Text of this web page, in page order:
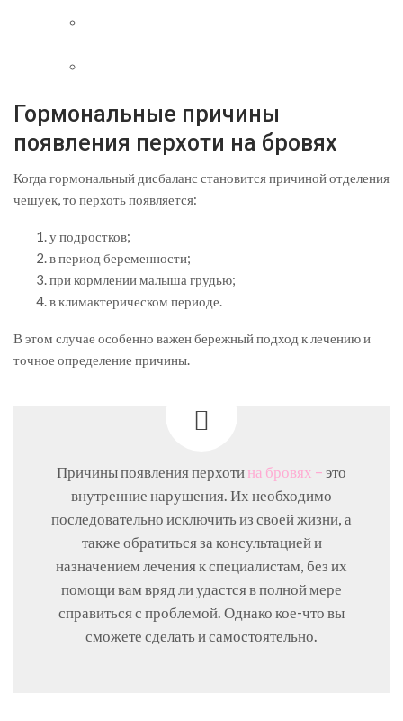
Гормональные причины
появления перхоти на бровях
Когда гормональный дисбаланс становится причиной отделения
чешуек, то перхоть появляется:
у подростков;
в период беременности;
при кормлении малыша грудью;
в климактерическом периоде.
В этом случае особенно важен бережный подход к лечению и
точное определение причины.
Причины появления перхоти на бровях – это
внутренние нарушения. Их необходимо
последовательно исключить из своей жизни, а
также обратиться за консультацией и
назначением лечения к специалистам, без их
помощи вам вряд ли удастся в полной мере
справиться с проблемой. Однако кое-что вы
сможете сделать и самостоятельно.